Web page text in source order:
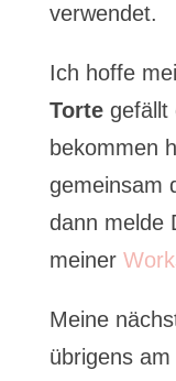
verwendet.
Ich hoffe
Tortegefällt
bekommen
gemeinsam
dann melde
meiner
Meine
übrigens am